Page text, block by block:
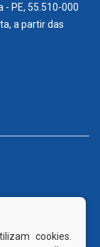
- PE, 55.510-000
a partir das
cookies.